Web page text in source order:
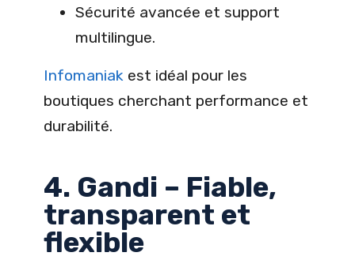
Sécurité avancée et support
multilingue.
Infomaniak est idéal pour les
boutiques cherchant performance et
durabilité.
4. Gandi – Fiable,
transparent et
flexible